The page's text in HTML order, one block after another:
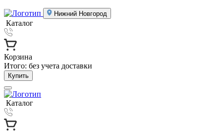
Нижний Новгород
Каталог
Корзина
Итого: без учета доставки
Купить
Каталог